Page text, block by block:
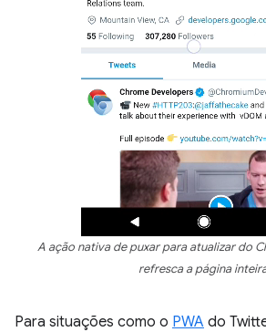
A ação nativa de puxar para atualizar do
refresca a página
Para situações como o PWA do